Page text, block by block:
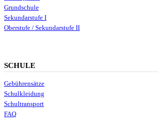
Grundschule
Sekundarstufe I
Oberstufe / Sekundarstufe II
SCHULE
Gebührensätze
Schulkleidung
Schultransport
FAQ